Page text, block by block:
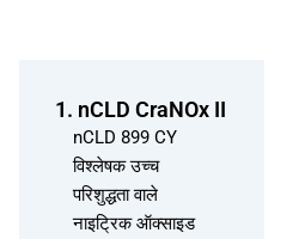
1. nCLD CraNOx II
nCLD 899 CY
विश्लेषक उच्च
परिशुद्धता वाले
नाइट्रिक ऑक्साइड